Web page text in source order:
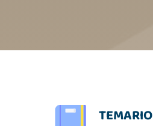
TEMARIO